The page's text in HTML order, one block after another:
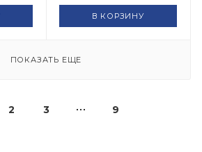
В КОРЗИНУ
ПОКАЗАТЬ ЕЩЕ
2 3 9